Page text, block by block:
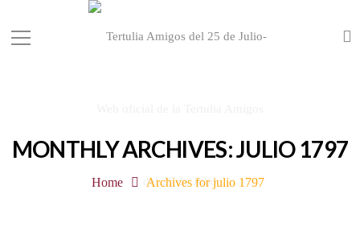
MONTHLY ARCHIVES: JULIO 1797
Home Archives for julio 1797